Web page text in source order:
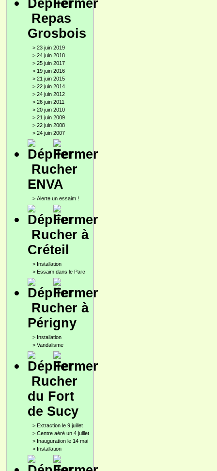
Repas
Grosbois
> 23 juin 2019
> 24 juin 2018
> 25 juin 2017
> 19 juin 2016
> 21 juin 2015
> 22 juin 2014
> 24 juin 2012
> 26 juin 2011
> 20 juin 2010
> 21 juin 2009
> 22 juin 2008
> 24 juin 2007
Rucher
ENVA
> Alerte un essaim !
Rucher à
Créteil
> Installation
> Essaim dans le Parc
Rucher à
Périgny
> Installation
> Vandalisme
Rucher
du Fort
de Sucy
> Extraction le 9 juillet
> Centre aéré un 4 juillet
> Inauguration le 14 mai
> Installation